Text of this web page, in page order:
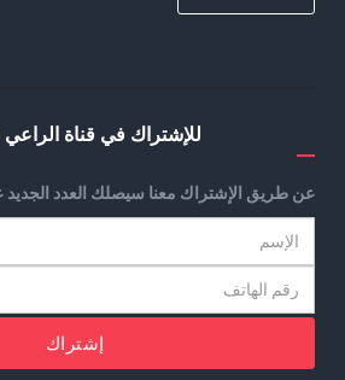
للإشتراك في قناة الراعي
عن طريق الإشتراك معنا سيصلك العدد الجديد
إشتراك